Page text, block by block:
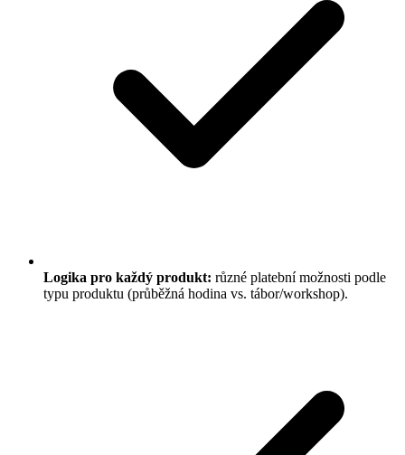
Logika pro každý produkt: různé platební možnosti podle
typu produktu (průběžná hodina vs. tábor/workshop).